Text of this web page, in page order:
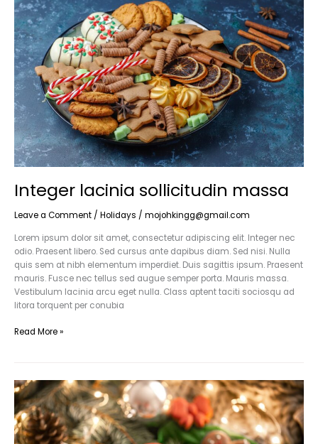
Integer lacinia sollicitudin massa
Leave a Comment / Holidays / mojohkingg@gmail.com
Lorem ipsum dolor sit amet, consectetur adipiscing elit. Integer nec
odio. Praesent libero. Sed cursus ante dapibus diam. Sed nisi. Nulla
quis sem at nibh elementum imperdiet. Duis sagittis ipsum. Praesent
mauris. Fusce nec tellus sed augue semper porta. Mauris massa.
Vestibulum lacinia arcu eget nulla. Class aptent taciti sociosqu ad
litora torquent per conubia
sollicitudin
massa
Read More »
Elementum
imperdiet
duis
sagittis
ipsum